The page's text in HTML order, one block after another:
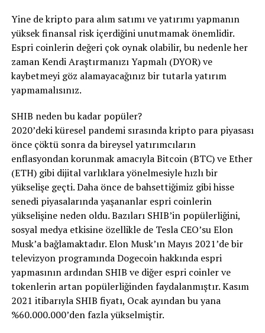
Yine de kripto para alım satımı ve yatırımı yapmanın
yüksek finansal risk içerdiğini unutmamak önemlidir.
Espri coinlerin değeri çok oynak olabilir, bu nedenle her
zaman Kendi Araştırmanızı Yapmalı (DYOR) ve
kaybetmeyi göz alamayacağınız bir tutarla yatırım
yapmamalısınız.
SHIB neden bu kadar popüler?
2020’deki küresel pandemi sırasında kripto para piyasası
önce çöktü sonra da bireysel yatırımcıların
enflasyondan korunmak amacıyla Bitcoin (BTC) ve Ether
(ETH) gibi dijital varlıklara yönelmesiyle hızlı bir
yükselişe geçti. Daha önce de bahsettiğimiz gibi hisse
senedi piyasalarında yaşananlar espri coinlerin
yükselişine neden oldu. Bazıları SHIB’in popülerliğini,
sosyal medya etkisine özellikle de Tesla CEO’su Elon
Musk’a bağlamaktadır. Elon Musk’ın Mayıs 2021’de bir
televizyon programında Dogecoin hakkında espri
yapmasının ardından SHIB ve diğer espri coinler ve
tokenlerin artan popülerliğinden faydalanmıştır. Kasım
2021 itibarıyla SHIB fiyatı, Ocak ayından bu yana
%60.000.000’den fazla yükselmiştir.